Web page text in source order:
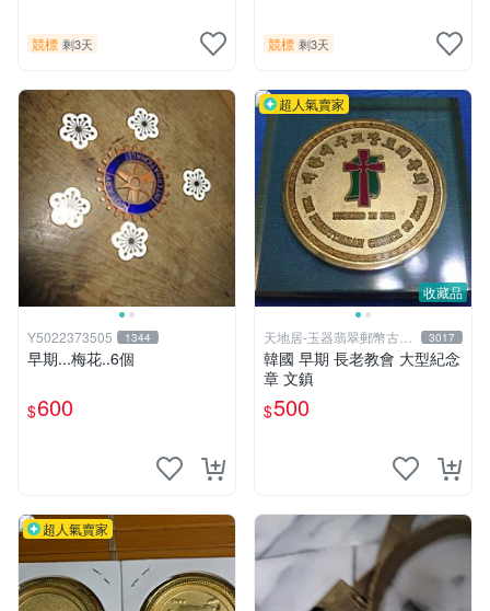
競標 剩3天 競標 剩3天
Y5022373505 1344
早期...梅花..6個
$600
收藏品
超人氣賣家
天地居-玉器翡翠郵幣古玩
藝品
3017
韓國 早期 長老教會 大型紀念
章 文鎮
$500
超人氣賣家